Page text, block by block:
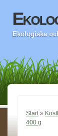
Ekologiska
Start»
400 g